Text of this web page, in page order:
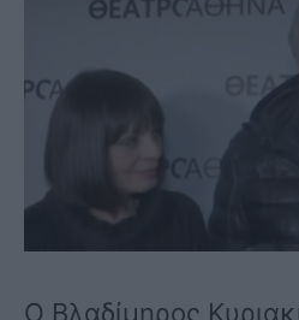
Ο Βλαδίμηρος